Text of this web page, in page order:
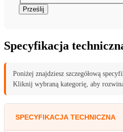
Prześlij
Specyfikacja
Poniżej znajdziesz szczegółową
Kliknij wybraną kategorię, aby
SPECYFIKACJA TECHNICZNA